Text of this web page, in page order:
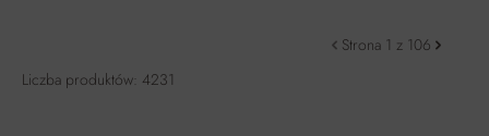
Liczba produktów: 4231
Strona 1 z 106